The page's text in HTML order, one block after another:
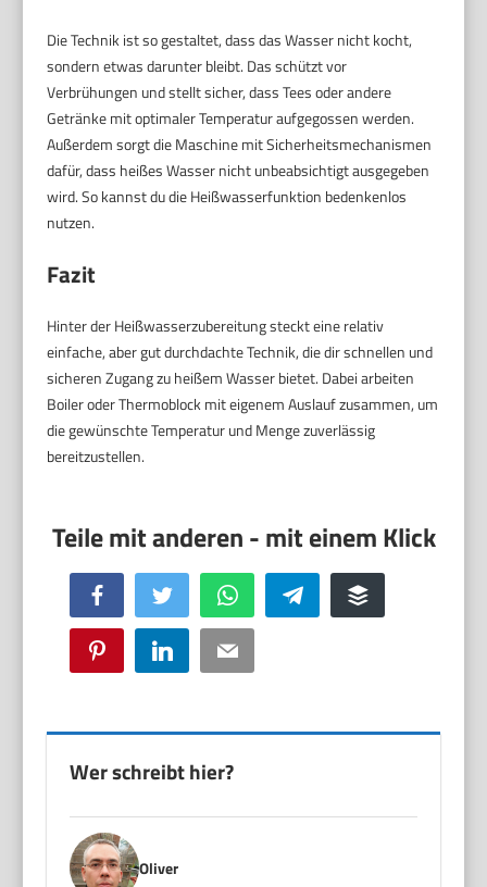
Die Technik ist so gestaltet, dass das Wasser nicht kocht,
sondern etwas darunter bleibt. Das schützt vor
Verbrühungen und stellt sicher, dass Tees oder andere
Getränke mit optimaler Temperatur aufgegossen werden.
Außerdem sorgt die Maschine mit Sicherheitsmechanismen
dafür, dass heißes Wasser nicht unbeabsichtigt ausgegeben
wird. So kannst du die Heißwasserfunktion bedenkenlos
nutzen.
Fazit
Hinter der Heißwasserzubereitung steckt eine relativ
einfache, aber gut durchdachte Technik, die dir schnellen und
sicheren Zugang zu heißem Wasser bietet. Dabei arbeiten
Boiler oder Thermoblock mit eigenem Auslauf zusammen, um
die gewünschte Temperatur und Menge zuverlässig
bereitzustellen.
Facebook Twitter WhatsApp Telegram Buffer
Pinterest LinkedIn Email
Wer schreibt hier?
Oliver